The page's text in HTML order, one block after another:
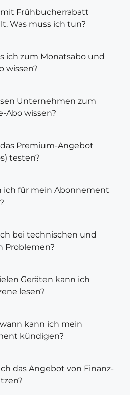
Frühbucherrabatt
Was muss ich tun?
ich zum Monatsabo und
wissen?
Unternehmen zum
Abo wissen?
Premium-Angebot
testen?
ich für mein Abonnement
bei technischen und
Problemen?
Geräten kann ich
lesen?
kann ich mein
kündigen?
das Angebot von Finanz-